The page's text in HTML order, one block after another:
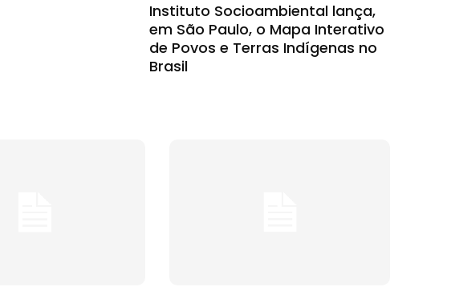
Instituto Socioambiental lança,
em São Paulo, o Mapa Interativo
de Povos e Terras Indígenas no
Brasil